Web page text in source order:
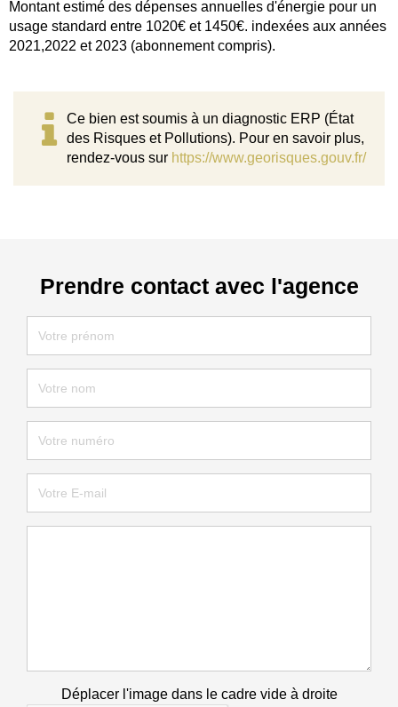
Montant estimé des dépenses annuelles d'énergie pour un
usage standard entre 1020€ et 1450€. indexées aux années
2021,2022 et 2023 (abonnement compris).
Ce bien est soumis à un diagnostic ERP (État
des Risques et Pollutions). Pour en savoir plus,
rendez-vous sur https://www.georisques.gouv.fr/
Prendre contact avec l'agence
Déplacer l'image dans le cadre vide à droite